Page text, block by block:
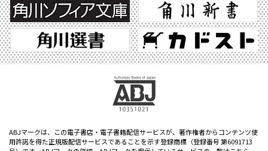
ABJマークは、この電子書店・電子書籍配信サービスが、著作権者からコンテンツ使
用許諾を得た正規版配信サービスであることを示す登録商標（登録番号 第6091713